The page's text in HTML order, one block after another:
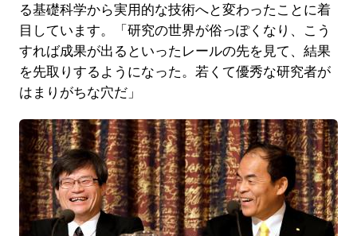
る基礎科学から実用的な技術へと変わったことに着
目しています。「研究の世界が俗っぽくなり、こう
すれば成果が出るといったレールの先を見て、結果
を先取りするようになった。若くて優秀な研究者が
はまりがちな穴だ」